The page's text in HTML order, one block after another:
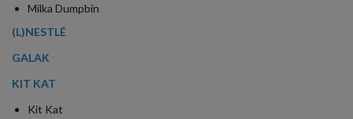
Milka Dumpbin
(L)NESTLÉ
GALAK
KIT KAT
Kit Kat